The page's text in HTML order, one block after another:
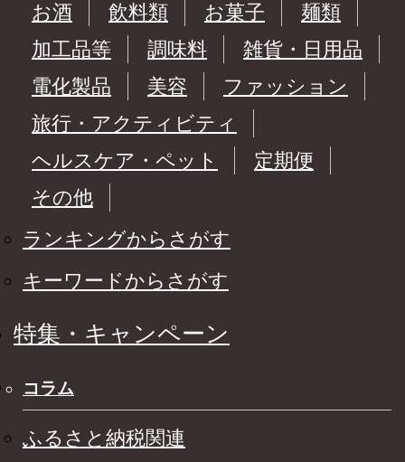
お酒
飲料類 お菓子
麺類
加工品等
調味料
雑貨・日用品
電化製品
美容
ファッション
旅行・アクティビティ
ヘルスケア・ペット
定期便
その他
ランキングからさがす
キーワードからさがす
特集・キャンペーン
コラム
ふるさと納税関連